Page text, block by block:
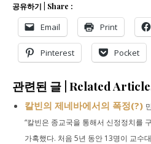
공유하기 | Share :
Email Print
Pinterest Pocket
관련된 글 | Related
칼빈의 제네바에서의 폭정(?)
“칼빈은 종교국을 통해서 신정정치를
가혹했다. 처음 5년 동안 13명이 교수